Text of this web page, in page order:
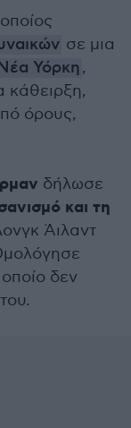
σε μια
Υόρκη,
κάθειρξη,
όρους,
δήλωσε
και τη
Άιλαντ
δεν